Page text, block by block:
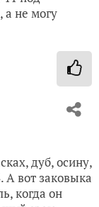
а не могу
дуб, осину,
вот заковыка
когда он